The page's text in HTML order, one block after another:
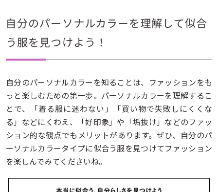
自分のパーソナルカラーを理解して似合
う服を見つけよう！
自分のパーソナルカラーを知ることは、ファッションをも
っと楽しむための第一歩。パーソナルカラーを理解するこ
とで、「着る服に迷わない」「買い物で失敗しにくくな
る」などにくわえ、「好印象」や「垢抜け」などのファッ
ション的な観点でもメリットがあります。ぜひ、自分のパ
ーソナルカラータイプに似合う服を見つけてファッション
を楽しんでみてくださいね。